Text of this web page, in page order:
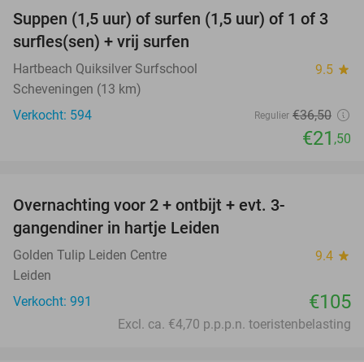
41%
Suppen (1,5 uur) of surfen (1,5 uur) of 1 of 3
surfles(sen) + vrij surfen
Hartbeach Quiksilver Surfschool 9.5 star
Scheveningen (13 km)
Verkocht: 594
Regulier €36,50
€21 ,50
Overnachting voor 2 + ontbijt + evt. 3-
gangendiner in hartje Leiden
Golden Tulip Leiden Centre 9.4 star
Leiden
Verkocht: 991
€105
Excl. ca. €4,70 p.p.p.n. toeristenbelasting